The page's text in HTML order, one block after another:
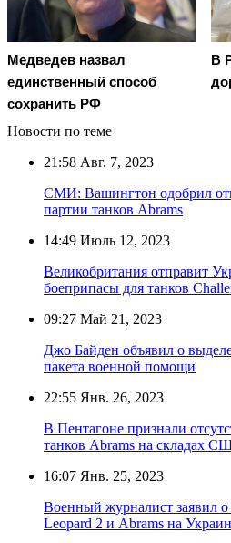
Медведев назвал
единственный способ
сохранить РФ
В
Новости по теме
21:58 Авг. 7, 2023
СМИ: Вашингтон одобрил
партии танков Abrams
14:49 Июль 12, 2023
Великобритания отправит
боеприпасы для танков
09:27 Май 21, 2023
Джо Байден объявил о
пакета военной помощи
22:55 Янв. 26, 2023
В Пентагоне признали
танков Abrams на складах
16:07 Янв. 25, 2023
Военный журналист заявил о
Leopard 2 и Abrams на